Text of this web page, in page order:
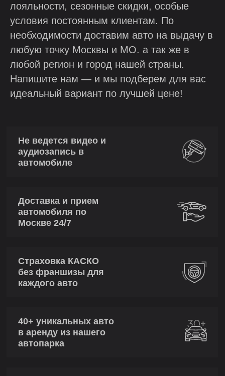
лояльности, сезонные скидки, особые
условия постоянным клиентам. По
необходимости доставим авто на выдачу в
любую точку Москвы и МО. а так же в
любой регион и город нашей страны.
Напишите нам — и мы подберем для вас
идеальный вариант по лучшей цене!
Не ведется видео и
аудиозапись в
автомобиле
Доставка и прием
автомобиля по
Москве 24/7
Страховка КАСКО
без франшизы для
каждого авто
40+ уникальных авто
в аренду из нашего
автопарка